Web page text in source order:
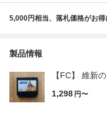
5,000円相当、落札価格がお得
製品情報
【FC】 維新
1,298 円〜